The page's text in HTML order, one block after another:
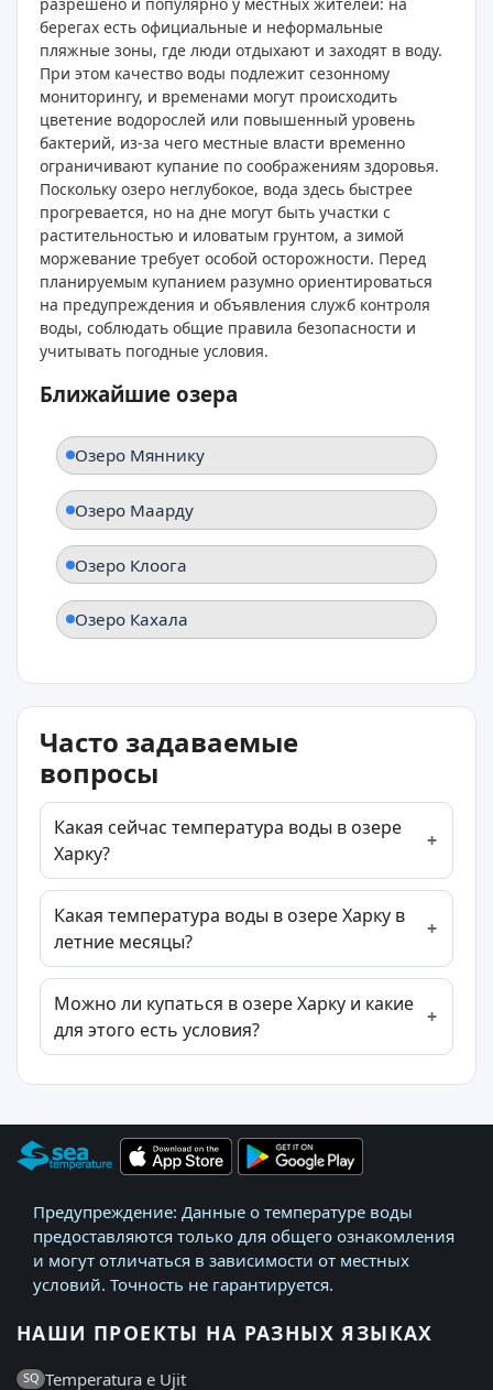
берегах есть официальные и неформальные
пляжные зоны, где люди отдыхают и заходят в воду.
При этом качество воды подлежит сезонному
мониторингу, и временами могут происходить
цветение водорослей или повышенный уровень
бактерий, из‑за чего местные власти временно
ограничивают купание по соображениям здоровья.
Поскольку озеро неглубокое, вода здесь быстрее
прогревается, но на дне могут быть участки с
растительностью и иловатым грунтом, а зимой
моржевание требует особой осторожности. Перед
планируемым купанием разумно ориентироваться
на предупреждения и объявления служб контроля
воды, соблюдать общие правила безопасности и
учитывать погодные условия.
Ближайшие озера
Озеро Мяннику
Озеро Маарду
Озеро Клоога
Озеро Кахала
Часто задаваемые
вопросы
Какая сейчас температура воды в озере
Харку?
Какая температура воды в озере Харку в
летние месяцы?
Можно ли купаться в озере Харку и какие
для этого есть условия?
Предупреждение: Данные о температуре воды
предоставляются только для общего ознакомления
и могут отличаться в зависимости от местных
условий. Точность не гарантируется.
НАШИ ПРОЕКТЫ НА РАЗНЫХ ЯЗЫКАХ
SQ Temperatura e Ujit